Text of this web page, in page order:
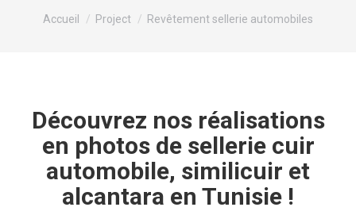
Accueil Project Revêtement sellerie automobiles
Découvrez nos réalisations
en photos de sellerie cuir
automobile, similicuir et
alcantara en Tunisie !